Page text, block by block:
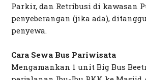
Parkir, dan Retribusi di kawasan
penyeberangan (jika ada),
penyewa.
Cara Sewa Bus Pariwisata
Mengamankan 1 unit Big Bus